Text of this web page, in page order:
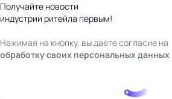
Получайте новости
индустрии ритейла первым!
Нажимая на кнопку, вы даете согласие на
обработку своих персональных данных